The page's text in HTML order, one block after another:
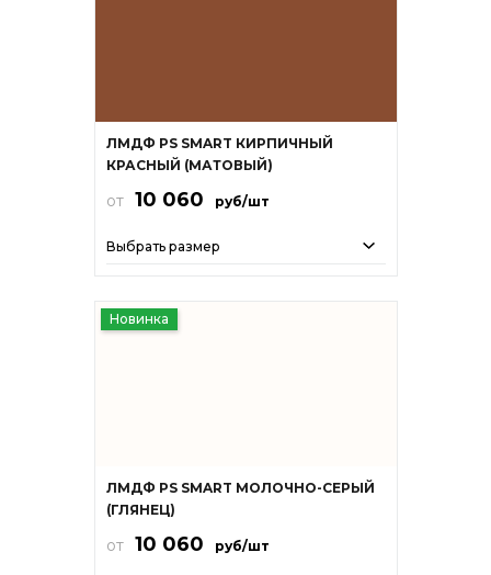
ЛМДФ PS SMART КИРПИЧНЫЙ
КРАСНЫЙ (МАТОВЫЙ)
от 10 060 руб/шт
Выбрать размер
Новинка
ЛМДФ PS SMART МОЛОЧНО-СЕРЫЙ
(ГЛЯНЕЦ)
от 10 060 руб/шт